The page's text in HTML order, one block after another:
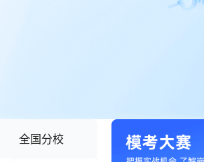
全国分校
APP 下载与网页版入口